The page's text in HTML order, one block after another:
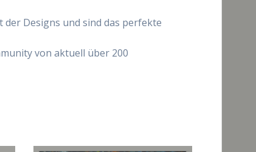
der Designs und sind das perfekte
von aktuell über 200